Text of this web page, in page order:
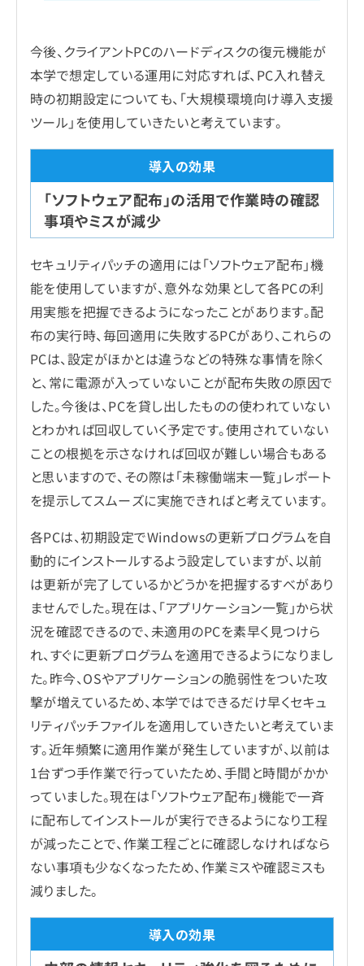
今後、クライアントPCのハードディスクの復元機能が
本学で想定している運用に対応すれば、PC入れ替え
時の初期設定についても、「大規模環境向け導入支援
ツール」を使用していきたいと考えています。
「ソフトウェア配布」の活用で作業時の確認
事項やミスが減少
セキュリティパッチの適用には「ソフトウェア配布」機
能を使用していますが、意外な効果として各PCの利
用実態を把握できるようになったことがあります。配
布の実行時、毎回適用に失敗するPCがあり、これらの
PCは、設定がほかとは違うなどの特殊な事情を除く
と、常に電源が入っていないことが配布失敗の原因で
した。今後は、PCを貸し出したものの使われていない
とわかれば回収していく予定です。使用されていない
ことの根拠を示さなければ回収が難しい場合もある
と思いますので、その際は「未稼働端末一覧」レポート
を提示してスムーズに実施できればと考えています。
各PCは、初期設定でWindowsの更新プログラムを自
動的にインストールするよう設定していますが、以前
は更新が完了しているかどうかを把握するすべがあり
ませんでした。現在は、「アプリケーション一覧」から状
況を確認できるので、未適用のPCを素早く見つけら
れ、すぐに更新プログラムを適用できるようになりまし
た。昨今、OSやアプリケーションの脆弱性をついた攻
撃が増えているため、本学ではできるだけ早くセキュ
リティパッチファイルを適用していきたいと考えていま
す。近年頻繁に適用作業が発生していますが、以前は
1台ずつ手作業で行っていたため、手間と時間がかか
っていました。現在は「ソフトウェア配布」機能で一斉
に配布してインストールが実行できるようになり工程
が減ったことで、作業工程ごとに確認しなければなら
ない事項も少なくなったため、作業ミスや確認ミスも
減りました。